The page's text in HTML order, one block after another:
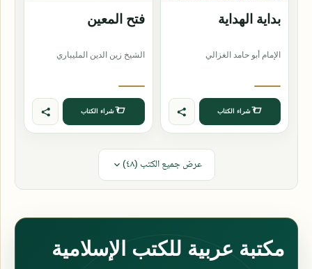
بداية الهداية
الإمام أبو حامد الغزالي
شراء الكتاب
فتح المعين
الشيخ زين الدين المليباري
شراء الكتاب
عرض جميع الكتب (٤٨)
مكتبة عربية للكتب الإسلامية